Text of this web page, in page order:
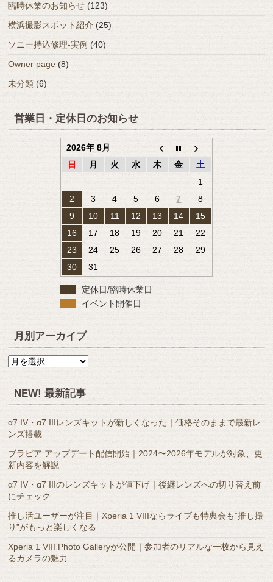
臨時休業のお知らせ (123)
横浜撮影スポット紹介 (25)
ソニー持込修理-実例 (40)
Owner page (8)
未分類 (6)
営業日・定休日のお知らせ
2026年 8月
日
月 火 水 木 金
土
1
2
3 4 5 6 7
8
9
10 11 12 13 14
15
16
17 18 19 20 21
22
23
24 25 26 27 28
29
30
31
定休日/臨時休業日
イベント開催日
月別アーカイブ
月
ー
カ
イ
ブ
NEW! 最新記事
α7 IV・α7 IIIレンズキットが新しくなった｜価格そのままで最新レ
ンズ搭載
ブラビア アップデート配信開始｜2024〜2026年モデルが対象、更
新内容を解説
α7 IV・α7 IIIのレンズキットが値下げ｜後継レンズへの切り替え前
にチェック
推し活ユーザーが注目｜Xperia 1 VIIIならライブも特典会も”推し撮
り”がもっと楽しくなる
Xperia 1 VIII Photo Galleryが公開｜参加者のリアルな一枚から見え
るカメラの魅力